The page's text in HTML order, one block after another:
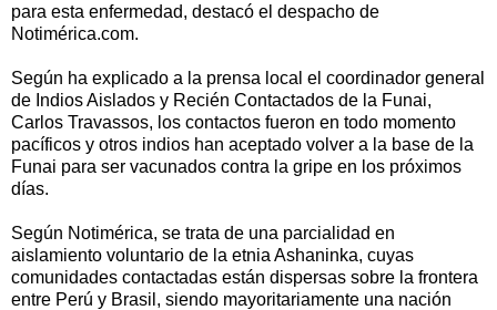
para esta enfermedad, destacó el despacho de
Notimérica.com.
Según ha explicado a la prensa local el coordinador general
de Indios Aislados y Recién Contactados de la Funai,
Carlos Travassos, los contactos fueron en todo momento
pacíficos y otros indios han aceptado volver a la base de la
Funai para ser vacunados contra la gripe en los próximos
días.
Según Notimérica, se trata de una parcialidad en
aislamiento voluntario de la etnia Ashaninka, cuyas
comunidades contactadas están dispersas sobre la frontera
entre Perú y Brasil, siendo mayoritariamente una nación